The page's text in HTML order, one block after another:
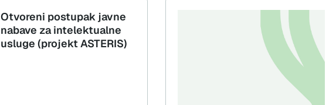
Otvoreni postupak javne
nabave za intelektualne
usluge (projekt ASTERIS)